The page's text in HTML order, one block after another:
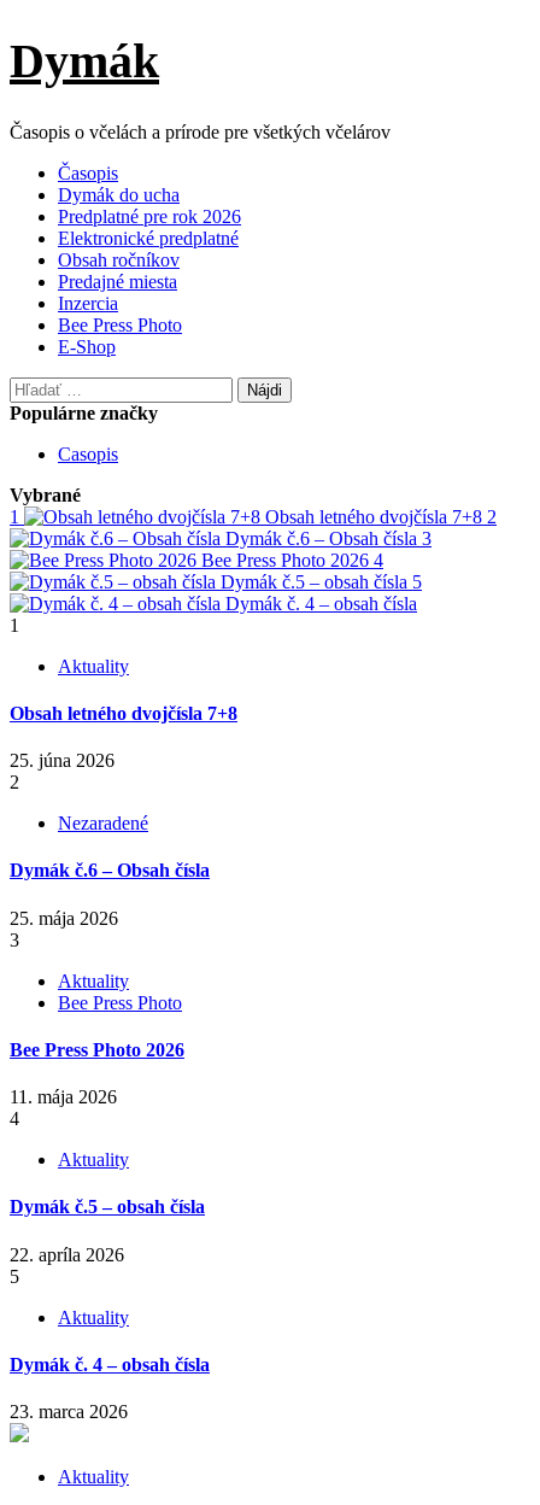
Skip
content
Dymák
Časopis o včelách a prírode pre všetkých včelárov
Primary
Menu
Časopis
Dymák do ucha
Predplatné pre rok 2026
Elektronické predplatné
Obsah ročníkov
Predajné miesta
Inzercia
Bee Press Photo
E-Shop
Hľadať:
Populárne značky
Casopis
Vybrané
1
Obsah letného dvojčísla 7+8 2
Dymák č.6 – Obsah čísla 3
Bee Press Photo 2026 4
Dymák č.5 – obsah čísla 5
Dymák č. 4 – obsah čísla
1
Aktuality
Obsah letného dvojčísla 7+8
25. júna 2026
2
Nezaradené
Dymák č.6 – Obsah čísla
25. mája 2026
3
Aktuality
Bee Press Photo
Bee Press Photo 2026
11. mája 2026
4
Aktuality
Dymák č.5 – obsah čísla
22. apríla 2026
5
Aktuality
Dymák č. 4 – obsah čísla
23. marca 2026
Aktuality